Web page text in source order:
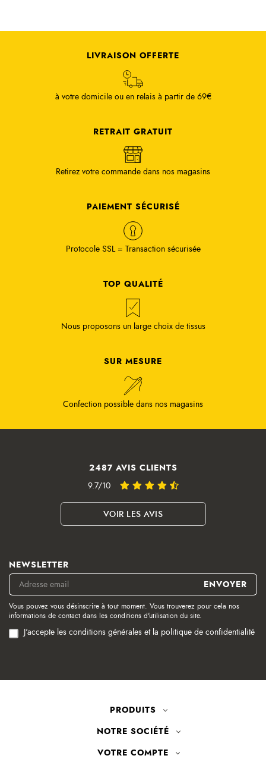
LIVRAISON OFFERTE
à votre domicile ou en relais à partir de 69€
RETRAIT GRATUIT
Retirez votre commande dans nos magasins
PAIEMENT SÉCURISÉ
Protocole SSL = Transaction sécurisée
TOP QUALITÉ
Nous proposons un large choix de tissus
SUR MESURE
Confection possible dans nos magasins
2487 AVIS CLIENTS
9.7/10
VOIR LES AVIS
NEWSLETTER
Vous pouvez vous désinscrire à tout moment. Vous trouverez pour cela nos
informations de contact dans les conditions d'utilisation du site.
J'accepte les conditions générales et la politique de confidentialité
PRODUITS
NOTRE SOCIÉTÉ
VOTRE COMPTE